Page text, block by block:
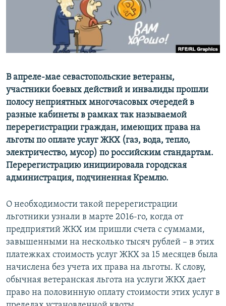
ПОБЕДИТЕЛЕЙ НЕ СУДЯТ?
КРЫМ.НЕПОКОРЕННЫЙ
ПРИСОЕДИНЯЙТЕСЬ!
Все сайты RFE/RL
В апреле-мае севастопольские ветераны,
участники боевых действий и инвалиды прошли
полосу неприятных многочасовых очередей в
разные кабинеты в рамках так называемой
перерегистрации граждан, имеющих права на
льготы по оплате услуг ЖКХ (газ, вода, тепло,
электричество, мусор) по российским стандартам.
Перерегистрацию инициировала городская
администрация, подчиненная Кремлю.
О необходимости такой перерегистрации
льготники узнали в марте 2016-го, когда от
предприятий ЖКХ им пришли счета с суммами,
завышенными на несколько тысяч рублей – в этих
платежках стоимость услуг ЖКХ за 15 месяцев была
начислена без учета их права на льготы. К слову,
обычная ветеранская льгота на услуги ЖКХ дает
право на половинную оплату стоимости этих услуг в